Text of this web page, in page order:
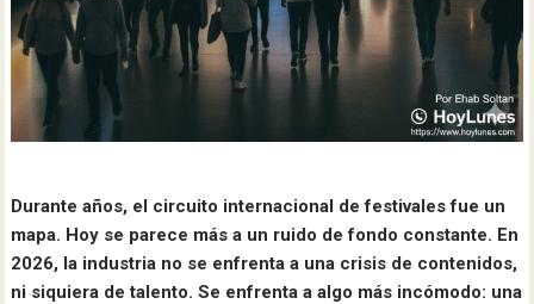
Durante años, el circuito internacional de festivales fue un
mapa. Hoy se parece más a un ruido de fondo constante. En
2026, la industria no se enfrenta a una crisis de contenidos,
ni siquiera de talento. Se enfrenta a algo más incómodo: una